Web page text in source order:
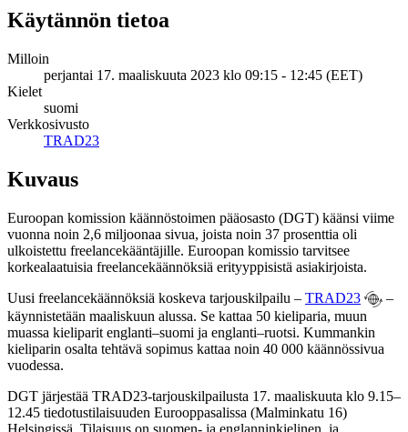
Käytännön tietoa
Milloin
perjantai 17. maaliskuuta 2023 klo 09:15 - 12:45 (EET)
Kielet
suomi
Verkkosivusto
TRAD23
Kuvaus
Euroopan komission käännöstoimen pääosasto (DGT) käänsi viime
vuonna noin 2,6 miljoonaa sivua, joista noin 37 prosenttia oli
ulkoistettu freelancekääntäjille. Euroopan komissio tarvitsee
korkealaatuisia freelancekäännöksiä erityyppisistä asiakirjoista.
Uusi freelancekäännöksiä koskeva tarjouskilpailu – TRAD23
–
käynnistetään maaliskuun alussa. Se kattaa 50 kieliparia, muun
muassa kieliparit englanti–suomi ja englanti–ruotsi. Kummankin
kieliparin osalta tehtävä sopimus kattaa noin 40 000 käännössivua
vuodessa.
DGT järjestää TRAD23-tarjouskilpailusta 17. maaliskuuta klo 9.15–
12.45 tiedotustilaisuuden Eurooppasalissa (Malminkatu 16)
Helsingissä. Tilaisuus on suomen- ja englanninkielinen, ja